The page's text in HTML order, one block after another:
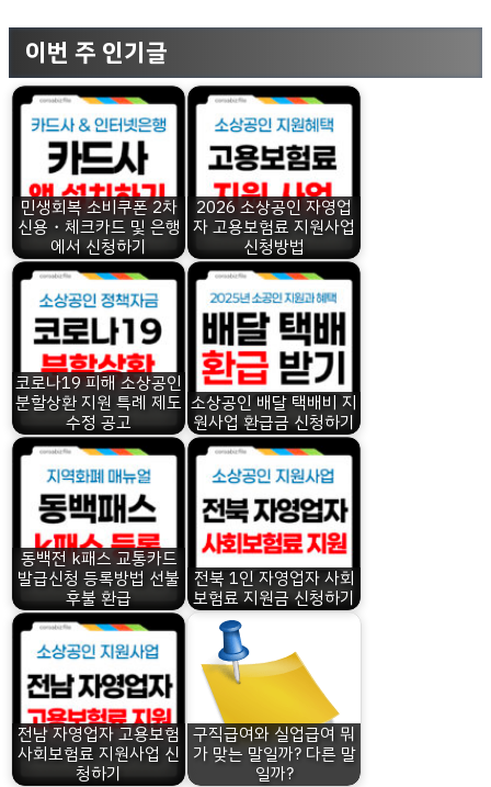
이번 주 인기글
민생회복 소비쿠폰 2차
신용・체크카드 및 은행
에서 신청하기
2026 소상공인 자영업
자 고용보험료 지원사업
신청방법
코로나19 피해 소상공인
분할상환 지원 특례 제도
수정 공고
소상공인 배달 택배비 지
원사업 환급금 신청하기
동백전 k패스 교통카드
발급신청 등록방법 선불
후불 환급
전북 1인 자영업자 사회
보험료 지원금 신청하기
전남 자영업자 고용보험
사회보험료 지원사업 신
청하기
구직급여와 실업급여 뭐
가 맞는 말일까? 다른 말
일까?